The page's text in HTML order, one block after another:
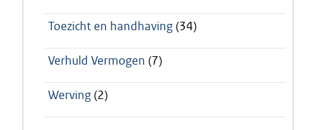
Toezicht en handhaving(34)
Verhuld Vermogen (7)
Werving(2)